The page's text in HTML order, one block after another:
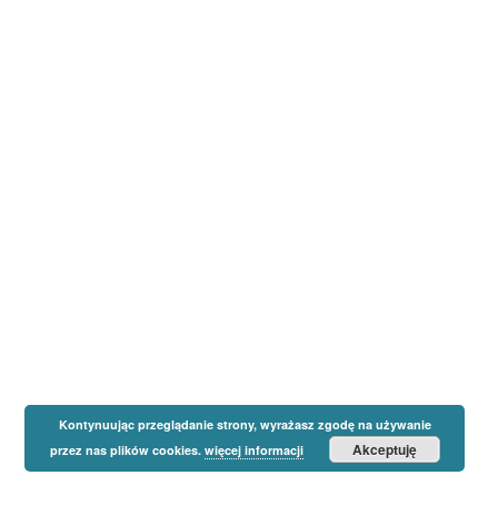
Kontynuując przeglądanie strony, wyrażasz zgodę na używanie
przez nas plików cookies. więcej informacji Akceptuję